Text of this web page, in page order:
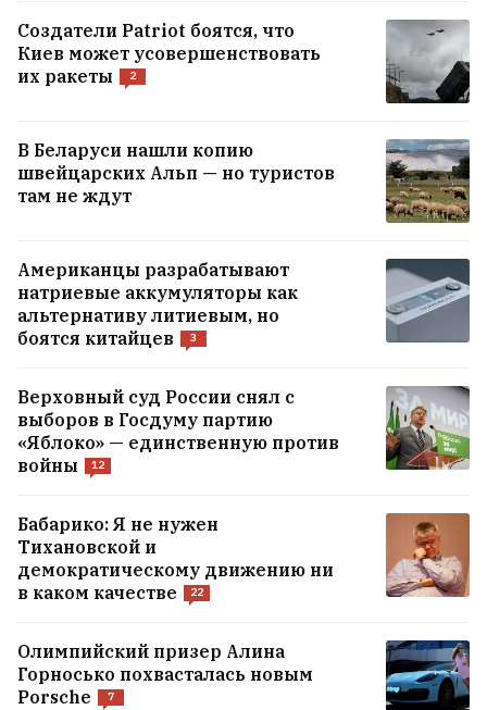
Создатели Patriot боятся, что
Киев может усовершенствовать
их ракеты
2
В Беларуси нашли копию
швейцарских Альп — но туристов
там не ждут
Американцы разрабатывают
натриевые аккумуляторы как
альтернативу литиевым, но
боятся китайцев
3
Верховный суд России снял с
выборов в Госдуму партию
«Яблоко» — единственную против
войны
12
Бабарико: Я не нужен
Тихановской и
демократическому движению ни
в каком качестве
22
Олимпийский призер Алина
Горносько похвасталась новым
Porsche
7